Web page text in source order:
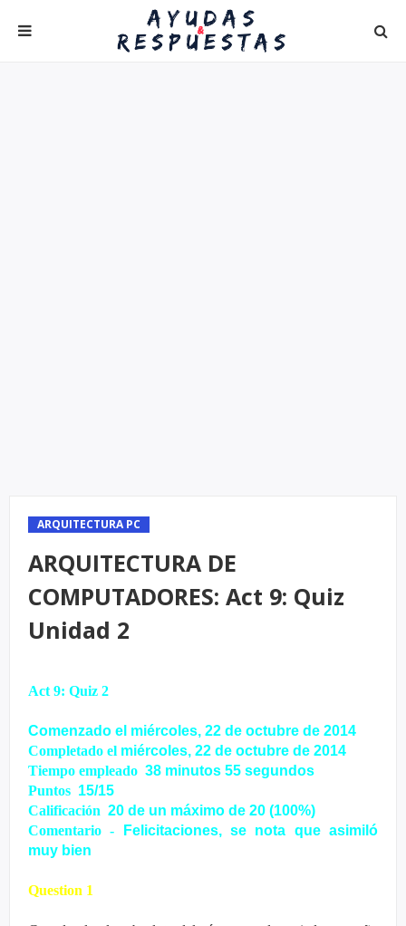
ARQUITECTURA PC
ARQUITECTURA DE
COMPUTADORES: Act 9: Quiz
Unidad 2
Act 9: Quiz 2
Comenzado el miércoles, 22 de octubre de 2014
Completado el miércoles, 22 de octubre de 2014
Tiempo empleado 38 minutos 55 segundos
Puntos 15/15
Calificación 20 de un máximo de 20 (100%)
Comentario -
Felicitaciones, se nota que asimiló
muy bien
Question 1